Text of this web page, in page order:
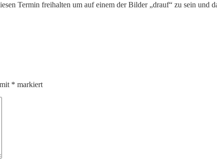
Termin freihalten um auf einem der Bilder „drauf“ zu sein und
* markiert